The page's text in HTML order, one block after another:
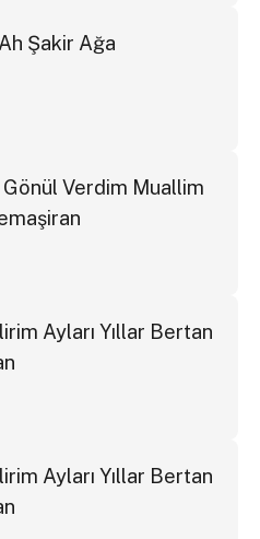
Şakir Ağa
Gönül Verdim Muallim
Ayları Yıllar Bertan
Ayları Yıllar Bertan